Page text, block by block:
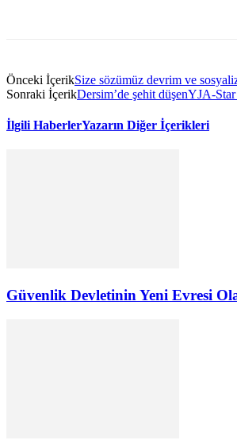
Önceki İçerikSize sözümüz devrim ve
Sonraki İçerikDersim’de şehit düşenYJA-
İlgili HaberlerYazarın Diğer İçerikleri
Güvenlik Devletinin Yeni Evresi